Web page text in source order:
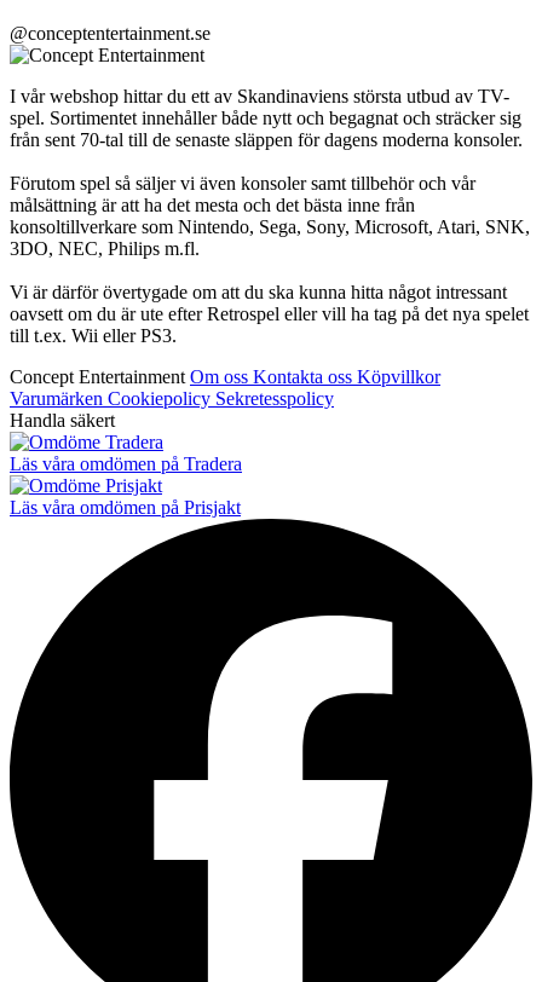
@conceptentertainment.se
I vår webshop hittar du ett av Skandinaviens största utbud av TV-
spel. Sortimentet innehåller både nytt och begagnat och sträcker sig
från sent 70-tal till de senaste släppen för dagens moderna konsoler.
Förutom spel så säljer vi även konsoler samt tillbehör och vår
målsättning är att ha det mesta och det bästa inne från
konsoltillverkare som Nintendo, Sega, Sony, Microsoft, Atari, SNK,
3DO, NEC, Philips m.fl.
Vi är därför övertygade om att du ska kunna hitta något intressant
oavsett om du är ute efter Retrospel eller vill ha tag på det nya spelet
till t.ex. Wii eller PS3.
Concept Entertainment Om oss Kontakta oss Köpvillkor
Varumärken Cookiepolicy Sekretesspolicy
Handla säkert
Läs våra omdömen på Tradera
Läs våra omdömen på Prisjakt